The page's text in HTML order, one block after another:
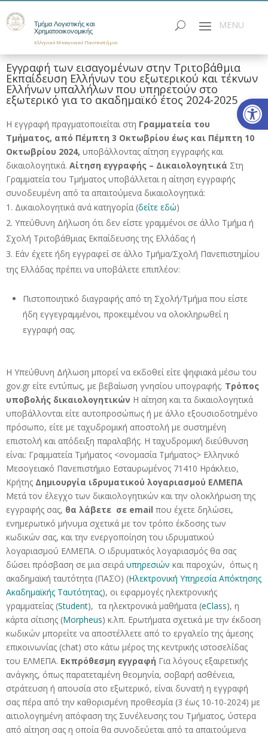
Τμήμα Λογιστικής και
Χρηματοοικονομικής
Ελληνικό Μεσογειακό Πανεπιστήμιο
Εγγραφή των εισαγομένων στην Τριτοβάθμια
Εκπαίδευση Ελλήνων του εξωτερικού και τέκνων
Ελλήνων υπαλλήλων που υπηρετούν στο
εξωτερικό για το ακαδημαϊκό έτος 2024-2025
Η εγγραφή πραγματοποιείται στη Γραμματεία του
Τμήματος, από Πέμπτη 3 Οκτωβρίου έως και Πέμπτη 10
Οκτωβρίου 2024, υποβάλλοντας αίτηση εγγραφής και
δικαιολογητικά. Αίτηση εγγραφής – Δικαιολογητικά Στη
Γραμματεία του Τμήματος υποβάλλεται η αίτηση εγγραφής
συνοδευμένη από τα απαιτούμενα δικαιολογητικά:
Δικαιολογητικά ανά κατηγορία (δείτε εδώ)
Υπεύθυνη Δήλωση ότι δεν είστε γραμμένοι σε άλλο Τμήμα ή
Σχολή Τριτοβάθμιας Εκπαίδευσης της Ελλάδας ή
Εάν έχετε ήδη εγγραφεί σε άλλο Τμήμα/Σχολή Πανεπιστημίου
της Ελλάδας πρέπει να υποβάλετε επιπλέον:
Πιστοποιητικό διαγραφής από τη Σχολή/Τμήμα που είστε
ήδη εγγεγραμμένοι, προκειμένου να ολοκληρωθεί η
εγγραφή σας.
Η Υπεύθυνη Δήλωση μπορεί να εκδοθεί είτε ψηφιακά μέσω του
gov.gr είτε εντύπως, με βεβαίωση γνησίου υπογραφής. Τρόπος
υποβολής δικαιολογητικών Η αίτηση και τα δικαιολογητικά
υποβάλλονται είτε αυτοπροσώπως ή με άλλο εξουσιοδοτημένο
πρόσωπο, είτε με ταχυδρομική αποστολή με συστημένη
επιστολή και απόδειξη παραλαβής. Η ταχυδρομική διεύθυνση
είναι: Γραμματεία Τμήματος <ονομασία Τμήματος> Ελληνικό
Μεσογειακό Πανεπιστήμιο Εσταυρωμένος 71410 Ηράκλειο,
Κρήτης Δημιουργία ιδρυματικού λογαριασμού ΕΛΜΕΠΑ
Μετά τον έλεγχο των δικαιολογητικών και την ολοκλήρωση της
εγγραφής σας, θα λάβετε σε email που έχετε δηλώσει,
ενημερωτικό μήνυμα σχετικά με τον τρόπο έκδοσης των
κωδικών σας, και την ενεργοποίηση του ιδρυματικού
λογαριασμού ΕΛΜΕΠΑ. Ο ιδρυματικός λογαριασμός θα σας
δώσει πρόσβαση σε μια σειρά υπηρεσιών και παροχών, όπως η
ακαδημαϊκή ταυτότητα (ΠΑΣΟ) (Ηλεκτρονική Υπηρεσία Απόκτησης
Ακαδημαϊκής Ταυτότητας), οι εφαρμογές ηλεκτρονικής
γραμματείας (Student), τα ηλεκτρονικά μαθήματα (eClass), η
κάρτα σίτισης (Morpheus) κ.λπ. Ερωτήματα σχετικά με την έκδοση
κωδικών μπορείτε να αποστέλλετε από το εργαλείο της άμεσης
επικοινωνίας (chat) στο κάτω μέρος της κεντρικής ιστοσελίδας
του ΕΛΜΕΠΑ. Εκπρόθεσμη εγγραφή Για λόγους εξαιρετικής
ανάγκης, όπως παρατεταμένη θεομηνία, σοβαρή ασθένεια,
στράτευση ή απουσία στο εξωτερικό, είναι δυνατή η εγγραφή
σας πέρα από την καθορισμένη προθεσμία (3 έως 10-10-2024) με
αιτιολογημένη απόφαση της Συνέλευσης του Τμήματος, ύστερα
από αίτηση σας η οποία θα συνοδεύεται από τα απαιτούμενα